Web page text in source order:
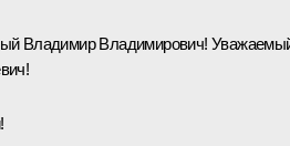
Владимир Владимирович!